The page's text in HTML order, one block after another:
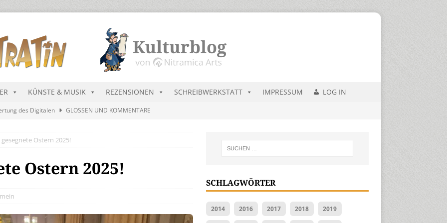
KÜNSTE & MUSIK REZENSIONEN SCHREIBWERKSTATT IMPRESSUM LOG IN
des Digitalen
GLOSSEN UND KOMMENTARE
Raenarven besucht Dürregebiete in Ninda
wird erst mal unöffentlich…
Charts im August 2026
Ostern 2025!
Ostern 2025!
SCHLAGWÖRTER
2014 2016 2017 2018 2019